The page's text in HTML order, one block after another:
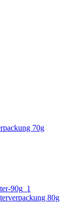
70g
80g